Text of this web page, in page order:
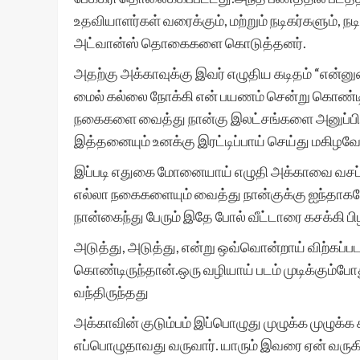
உதவியாளர்கள் வரைக்கும், மற்றும் நடிகர்களும்,
அட்வான்ஸ் தொகைகளை கொடுத்தனர்.
அதற்கு அக்காவுக்கு இவர் எழுதிய கடிதம்
மைல் கல்லை நோக்கி என் பயணம் சென்று
நகைகளை வைத்து நான்கு இலட்சங்களை
இத்தனையும் உனக்கு இரட்டிப்பாய் செய்து மகிழவே
இப்படி எதுகை மோனையாய் எழுதி அக்காவை
எல்லா நகைகளையும் வைத்து நான்குக்கு
நான்கைந்து பேரும் இதே போல் வீட்டாரை கசக்கி
அடுத்து, அடுத்து, என்று ஒவ்வொன்றாய்
கொண்டிருந்தான்.ஒரு வழியாய் படம்
வந்திருந்தது
அக்காவின் குடும்பம் இப்பொழுது முழுக்க
எப்பொழுதாவது வருவார். யாரும் இவரை ஏன்